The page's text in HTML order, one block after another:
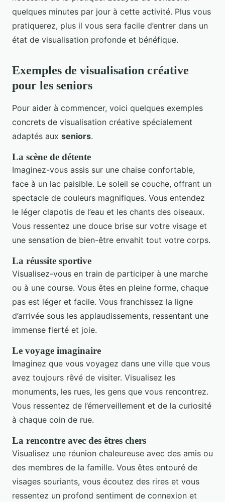
quelques minutes par jour à cette activité. Plus vous
pratiquerez, plus il vous sera facile d’entrer dans un
état de visualisation profonde et bénéfique.
Exemples de visualisation créative
pour les seniors
Pour aider à commencer, voici quelques exemples
concrets de visualisation créative spécialement
adaptés aux seniors.
La scène de détente
Imaginez-vous assis sur une chaise confortable,
face à un lac paisible. Le soleil se couche, offrant un
spectacle de couleurs magnifiques. Vous entendez
le léger clapotis de l’eau et les chants des oiseaux.
Vous ressentez une douce brise sur votre visage et
une sensation de bien-être envahit tout votre corps.
La réussite sportive
Visualisez-vous en train de participer à une marche
ou à une course. Vous êtes en pleine forme, chaque
pas est léger et facile. Vous franchissez la ligne
d’arrivée sous les applaudissements, ressentant une
immense fierté et joie.
Le voyage imaginaire
Imaginez que vous voyagez dans une ville que vous
avez toujours rêvé de visiter. Visualisez les
monuments, les rues, les gens que vous rencontrez.
Vous ressentez de l’émerveillement et de la curiosité
à chaque coin de rue.
La rencontre avec des êtres chers
Visualisez une réunion chaleureuse avec des amis ou
des membres de la famille. Vous êtes entouré de
visages souriants, vous écoutez des rires et vous
ressentez un profond sentiment de connexion et